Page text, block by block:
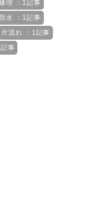
理 ：1記事
防水 ：1記事
片流れ ：1記事
事